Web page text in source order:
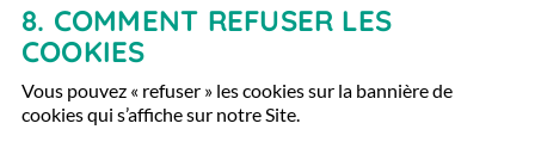
8. COMMENT REFUSER LES
COOKIES
Vous pouvez « refuser » les cookies sur la bannière de
cookies qui s’affiche sur notre Site.